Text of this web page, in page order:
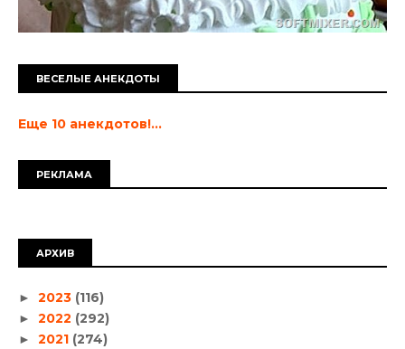
ВЕСЕЛЫЕ АНЕКДОТЫ
Еще 10 анекдотов!...
РЕКЛАМА
АРХИВ
► 2023 (116)
► 2022 (292)
► 2021 (274)